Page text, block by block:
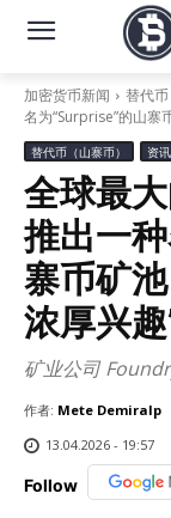
加密货币新闻 替代币
名为“Surprise”的山寨
替代币（山寨币） 资讯
全球最
推出一
寨币矿
浓厚兴趣
矿业公司
作者: Mete Demiralp
13.04.2026 - 19:57
Follow